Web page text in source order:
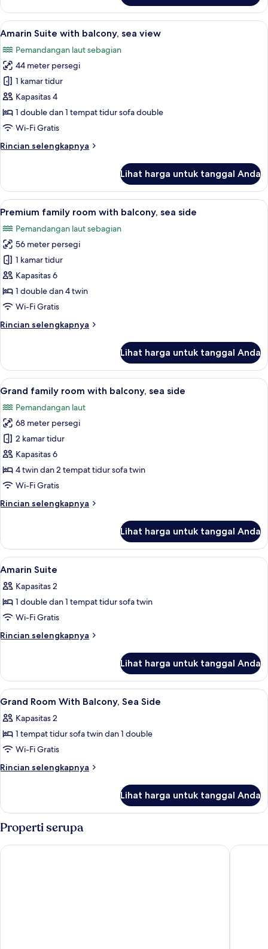
Grand
room
with
sea
side
Lihat
semua
foto
untuk
Amarin
Suite
with
balcony,
view
Amarin Suite with balcony, sea view
6
Amarin Suite with balcony, sea view
Pemandangan laut sebagian
44 meter persegi
1 kamar tidur
Kapasitas 4
1 double dan 1 tempat tidur sofa double
Wi-Fi Gratis
Rincian selengkapnya
Rincian
Amarin
Suite
with
sea
view
Lihat harga untuk tanggal Anda
Lihat
semua
foto
untuk
Premium
family
room
with
sea
Minibar, brankas, meja kerja, dan
9
Premium family room with balcony, sea side
Pemandangan laut sebagian
56 meter persegi
1 kamar tidur
Kapasitas 6
1 double dan 4 twin
Wi-Fi Gratis
Rincian selengkapnya
Rincian
Premium
family
room
balcony,
sea
side
Lihat harga untuk tanggal Anda
Lihat
semua
foto
untuk
Grand
family
room
with
sea
12
Grand family room with balcony, sea side
Pemandangan laut
68 meter persegi
2 kamar tidur
Kapasitas 6
4 twin dan 2 tempat tidur sofa twin
Wi-Fi Gratis
Rincian selengkapnya
Rincian
Grand
family
room
balcony,
sea
Lihat harga untuk tanggal Anda
Lihat
semua
foto
untuk
Amarin
Suite
Minibar, brankas, meja kerja, dan
3
Amarin Suite
Kapasitas 2
1 double dan 1 tempat tidur sofa twin
Wi-Fi Gratis
Rincian selengkapnya
Rincian
Amarin
Suite
Lihat harga untuk tanggal Anda
Lihat
semua
foto
untuk
Grand
Room
Sea
2
Grand Room With Balcony, Sea Side
Kapasitas 2
1 tempat tidur sofa twin dan 1 double
Wi-Fi Gratis
Rincian selengkapnya
Rincian
Grand
With
Sea
Lihat harga untuk tanggal Anda
Properti serupa
Eden Hotel by Maistra Collection Maistra